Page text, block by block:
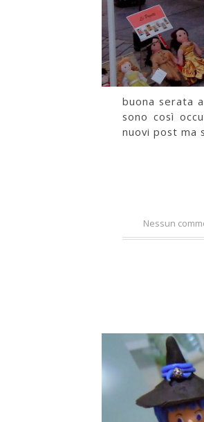
buona serata
sono così
nuovi post ma
Nessun